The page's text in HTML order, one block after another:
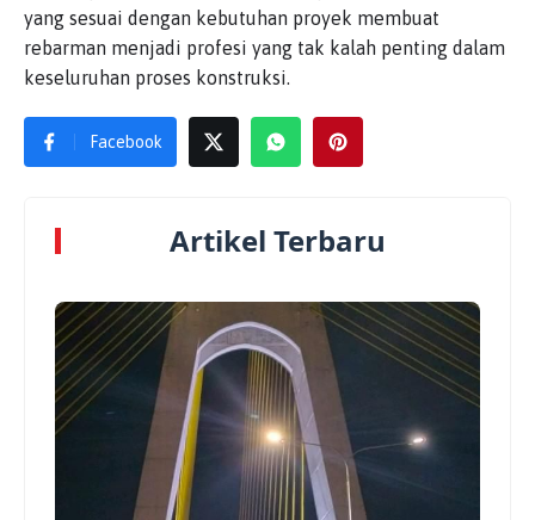
yang sesuai dengan kebutuhan proyek membuat
rebarman menjadi profesi yang tak kalah penting dalam
keseluruhan proses konstruksi.
Facebook
Artikel Terbaru